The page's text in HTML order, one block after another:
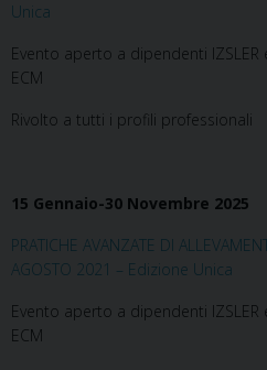
Unica
Evento aperto a dipendenti
ECM
Rivolto a tutti i profili professionali
15 Gennaio-30 Novembre 2025
PRATICHE AVANZATE DI
AGOSTO 2021 – Edizione Unica
Evento aperto a dipendenti
ECM